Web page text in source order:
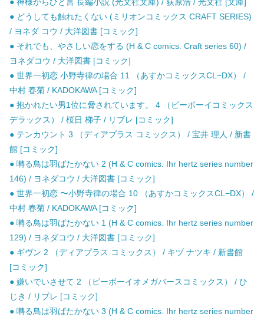
● どうしても触れたくない (ミリオンコミックス CRAFT SERIES)
/ ヨネダ コウ / 大洋図書 [コミック]
● それでも、やさしい恋をする (H & C comics. Craft series 60) /
ヨネダコウ / 大洋図書 [コミック]
● 世界一初恋 小野寺律の場合 11 （あすかコミックスCL−DX） /
中村 春菊 / KADOKAWA [コミック]
● 抱かれたい男1位に脅されています。 4 （ビーボーイコミックス
デラックス） / 桜日 梯子 / リブレ [コミック]
● テンカウント 3 （ディアプラス コミックス） / 宝井 理人 / 新書
館 [コミック]
● 囀る鳥は羽ばたかない 2 (H & C comics. Ihr hertz series number
146) / ヨネダコウ / 大洋図書 [コミック]
● 世界一初恋 〜小野寺律の場合 10 （あすかコミックスCL−DX） /
中村 春菊 / KADOKAWA [コミック]
● 囀る鳥は羽ばたかない 1 (H & C comics. Ihr hertz series number
129) / ヨネダコウ / 大洋図書 [コミック]
● ギヴン 2 （ディアプラス コミックス） / キヅ ナツキ / 新書館
[コミック]
● 嫌いでいさせて 2 （ビーボーイオメガバースコミックス） / ひ
じき / リブレ [コミック]
● 囀る鳥は羽ばたかない 3 (H & C comics. Ihr hertz series number